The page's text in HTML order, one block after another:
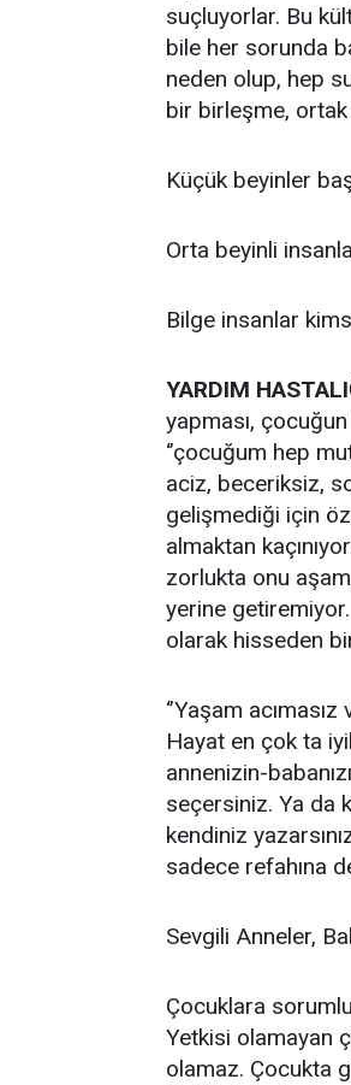
suçluyorlar. Bu
bile her sorunda
neden olup, hep
bir birleşme, ortak
Küçük beyinler
Orta beyinli
Bilge insanlar
YARDIM
yapması,
‘’çocuğum hep
aciz, beceriksiz,
gelişmediği için
almaktan
zorlukta onu
yerine
olarak hisseden
‘’Yaşam
Hayat en çok ta
annenizin-
seçersiniz. Ya da
kendiniz
sadece refahına
Sevgili Anneler,
Çocuklara
Yetkisi olamayan
olamaz. Çocukta